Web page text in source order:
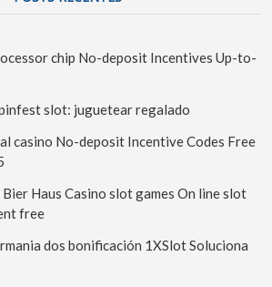
chip No-deposit Incentives Up-to-
slot: juguetear regalado
casino No-deposit Incentive Codes Free
Haus Casino slot games On line slot
free
dos bonificación 1XSlot Soluciona